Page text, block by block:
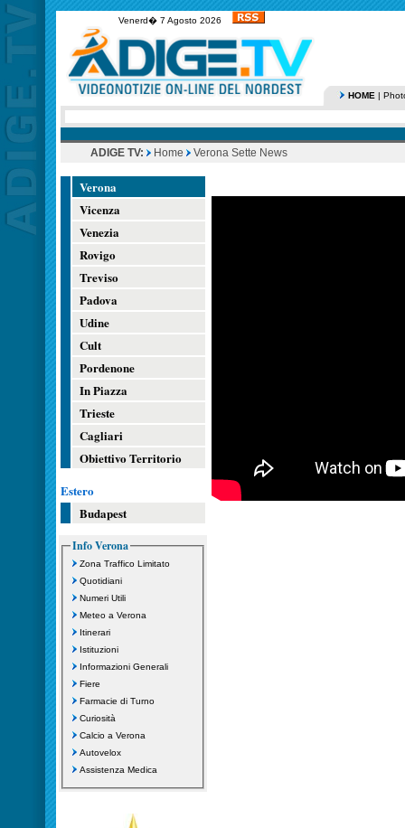
Venerd� 7 Agosto 2026
HOME |
ADIGE TV: Home Verona Sette News
Verona
Vicenza
Venezia
Rovigo
Treviso
Padova
Udine
Cult
Pordenone
In Piazza
Trieste
Cagliari
Obiettivo Territorio
Estero
Budapest
Info Verona
Zona Traffico Limitato
Quotidiani
Numeri Utili
Meteo a Verona
Itinerari
Istituzioni
Informazioni Generali
Fiere
Farmacie di Turno
Curiosità
Calcio a Verona
Autovelox
Assistenza Medica